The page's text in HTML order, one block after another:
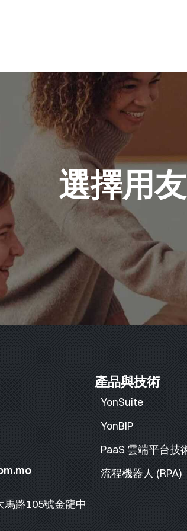
選擇用
馬路105號金龍中
產品與技術
YonSuite
YonBIP
PaaS 雲端平台技
流程機器人 (RPA)